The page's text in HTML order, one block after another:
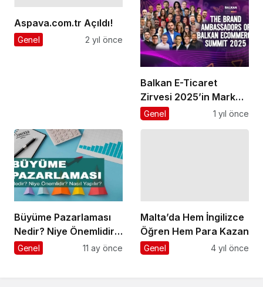
Aspava.com.tr Açıldı!
Genel 2 yıl önce
Balkan E-Ticaret
Zirvesi 2025’in Marka
Elçisi Belli Oldu
Genel 1 yıl önce
Büyüme Pazarlaması
Nedir? Niye Önemlidir?
Growht Marketıng Nasıl
Genel 11 ay önce
Genel 4 yıl önce